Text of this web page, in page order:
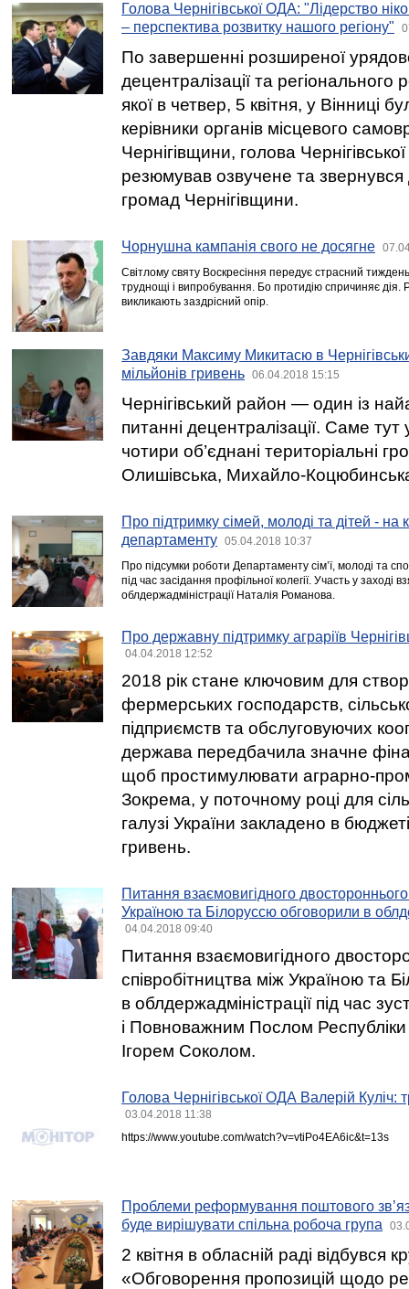
Голова Чернігівської ОДА: "Лідерство
– перспектива розвитку нашого регіону"
По завершенні розширеної
децентралізації та регіонального
якої в четвер, 5 квітня, у Вінниці
керівники органів місцевого
Чернігівщини, голова
резюмував озвучене та
громад Чернігівщини.
Чорнушна кампанія свого не досягне
Світлому святу Воскресіння передує страсний
труднощі і випробування. Бо протидію спричиняє дія.
викликають заздрісний опір.
Завдяки Максиму Микитасю в
мільйонів гривень
06.04.2018 15:15
Чернігівський район — один із
питанні децентралізації. Саме
чотири об’єднані територіальні
Олишівська, Михайло-
Про підтримку сімей, молоді та дітей - на
департаменту
05.04.2018 10:37
Про підсумки роботи Департаменту сім’ї, молоді та
під час засідання профільної колегії. Участь у заході
облдержадміністрації Наталія Романова.
Про державну підтримку аграріїв
04.04.2018 12:52
2018 рік стане ключовим для
фермерських господарств,
підприємств та обслуговуючих
держава передбачила значне
щоб простимулювати аграрно-
Зокрема, у поточному році для
галузі України закладено в
гривень.
Питання взаємовигідного
Україною та Білоруссю обговорили в
04.04.2018 09:40
Питання взаємовигідного
співробітництва між Україною та
в облдержадміністрації під час
і Повноважним Послом Республіки
Ігорем Соколом.
Голова Чернігівської ОДА Валерій Куліч:
03.04.2018 11:38
https://www.youtube.com/watch?v=vtiPo4EA6ic&t=13s
Проблеми реформування поштового
буде вирішувати спільна робоча група
2 квітня в обласній раді відбувся
«Обговорення пропозицій щодо